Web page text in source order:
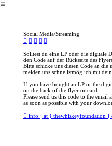
︎
Social Media/Streaming
︎ ︎ ︎ ︎ ︎
Solltest du eine LP oder die digitale
den Code auf der Rückseite des
Bitte schicke uns diesen Code an die
melden uns schnellstmöglich mit
-
If you have bought an LP or the
on the back of the flyer or card.
Please send us this code to the
as soon as possible with your
︎ info { at } thewhiskeyfoundation {